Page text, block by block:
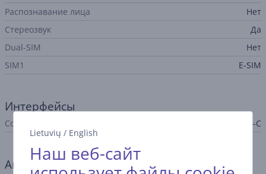
Lietuvių / English
Наш веб-сайт
Распознавание лица
Нет
Стереозвук
Да
Dual-SIM
Нет
SIM1
E-SIM
Интерфейсы
Соединение USB-C
Аккумулятор